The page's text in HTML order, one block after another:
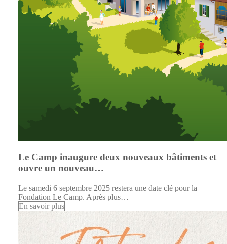
Le Camp inaugure deux nouveaux bâtiments et
ouvre un nouveau…
Le samedi 6 septembre 2025 restera une date clé pour la
Fondation Le Camp. Après plus…
En savoir plus